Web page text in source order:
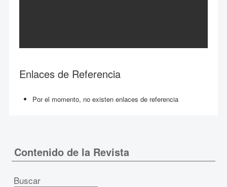
Enlaces de Referencia
Por el momento, no existen enlaces de referencia
Contenido de la Revista
Buscar